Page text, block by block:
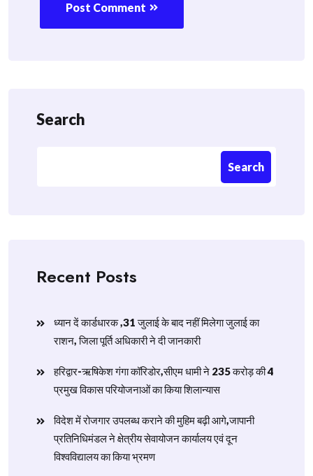
Post Comment
Search
Search
Recent Posts
ध्यान दें कार्डधारक ,31 जुलाई के बाद नहीं मिलेगा जुलाई का
राशन, जिला पूर्ति अधिकारी ने दी जानकारी
हरिद्वार-ऋषिकेश गंगा कॉरिडोर,सीएम धामी ने 235 करोड़ की 4
प्रमुख विकास परियोजनाओं का किया शिलान्यास
विदेश में रोजगार उपलब्ध कराने की मुहिम बढ़ी आगे,जापानी
प्रतिनिधिमंडल ने क्षेत्रीय सेवायोजन कार्यालय एवं दून
विश्वविद्यालय का किया भ्रमण